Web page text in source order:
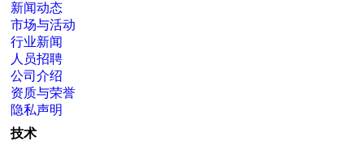
新闻动态
市场与活动
行业新闻
人员招聘
公司介绍
资质与荣誉
隐私声明
技术